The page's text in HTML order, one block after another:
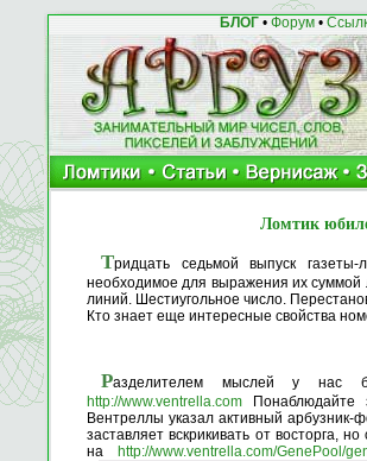
БЛОГ• Форум•
Ломтик
Тридцать седьмой выпуск
необходимое для выражения их суммой
линий. Шестиугольное число.
Кто знает еще интересные свойства
Разделителем мыслей у нас
http://www.ventrella.com
Вентреллы указал активный арбузник-
заставляет вскрикивать от восторга,
на
http://www.ventrella.com/GenePool/